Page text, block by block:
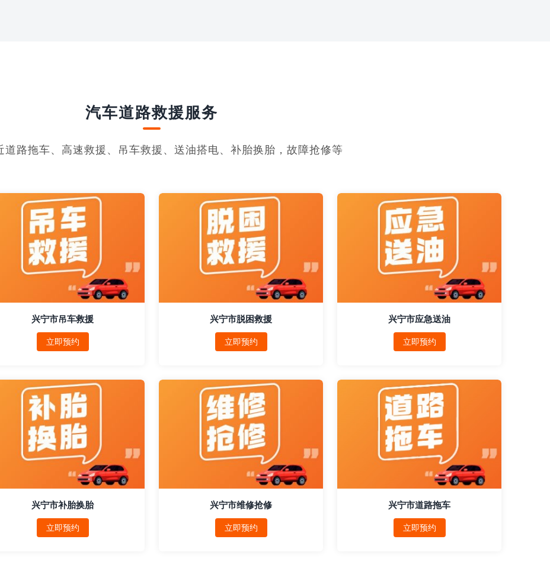
汽车道路救援服务
道路拖车、高速救援、吊车救援、送油搭电、补胎换胎，故障抢修等
兴宁市吊车救援
立即预约
兴宁市脱困救援
立即预约
兴宁市应急送油
立即预约
兴宁市补胎换胎
立即预约
兴宁市维修抢修
立即预约
兴宁市道路拖车
立即预约